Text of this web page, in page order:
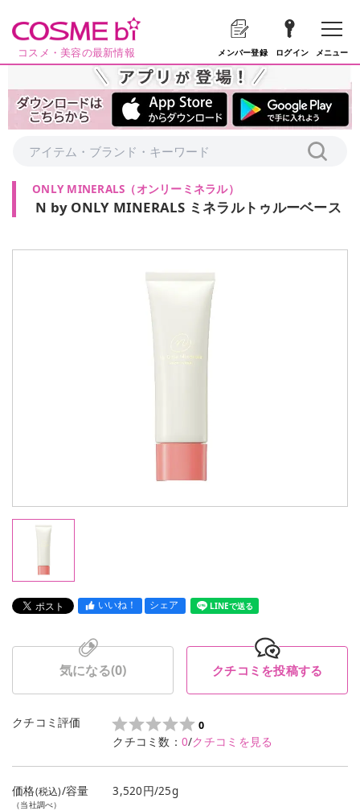
コスメ・美容の最新情報 メンバー登録 ログイン メニュー
ONLY MINERALS （オンリーミネラル）
N by ONLY MINERALS ミネラルトゥルーベース
いいね！ シェア LINEで送る
気になる(0) クチコミを投稿する
クチコミ評価 0
クチコミ数： 0/クチコミを見る
価格(税込)/容量
（当社調べ）
3,520円/25g